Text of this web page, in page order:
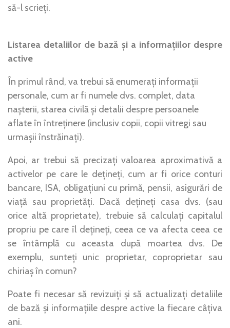
să-l scrieți.
Listarea detaliilor de bază și a informațiilor despre
active
În primul rând, va trebui să enumerați informații
personale, cum ar fi numele dvs. complet, data
nașterii, starea civilă și detalii despre persoanele
aflate în întreținere (inclusiv copii, copii vitregi sau
urmașii înstrăinați).
Apoi, ar trebui să precizați valoarea aproximativă a
activelor pe care le dețineți, cum ar fi orice conturi
bancare, ISA, obligațiuni cu primă, pensii, asigurări de
viață sau proprietăți. Dacă dețineți casa dvs. (sau
orice altă proprietate), trebuie să calculați capitalul
propriu pe care îl dețineți, ceea ce va afecta ceea ce
se întâmplă cu aceasta după moartea dvs. De
exemplu, sunteți unic proprietar, coproprietar sau
chiriaș în comun?
Poate fi necesar să revizuiți și să actualizați detaliile
de bază și informațiile despre active la fiecare câțiva
ani.